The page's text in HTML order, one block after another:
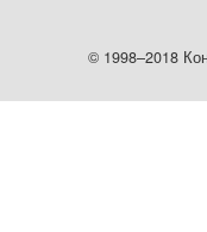
© 1998–2018